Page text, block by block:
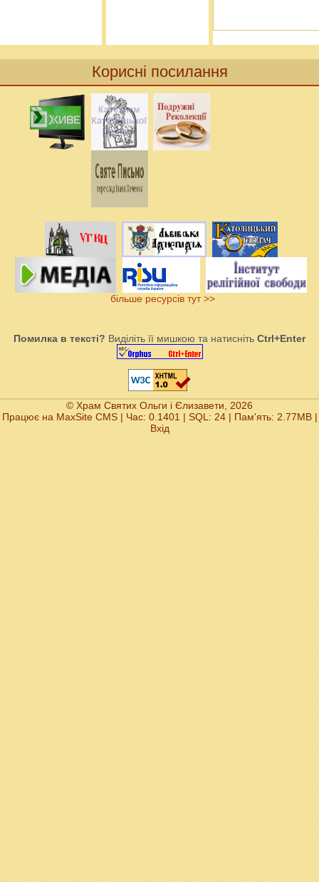
Корисні посилання
більше ресурсів тут >>
Помилка в тексті? Виділіть її мишкою та натисніть Ctrl+Enter
© Храм Святих Ольги і Єлизавети, 2026
Працює на MaxSite CMS| Час: 0.1401 | SQL: 24 | Пам'ять: 2.77MB|
Вхід